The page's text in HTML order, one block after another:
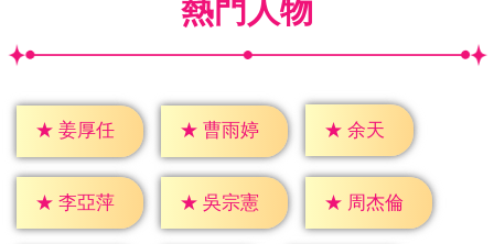
熱門人物
★ 姜厚任 ★ 曹雨婷 ★ 余天
★ 李亞萍 ★ 吳宗憲 ★ 周杰倫